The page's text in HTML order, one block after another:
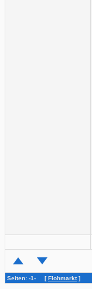
Seiten: -1- [Flohmarkt]